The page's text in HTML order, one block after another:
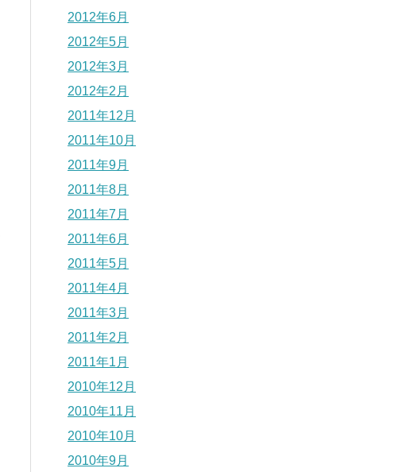
2012年6月
2012年5月
2012年3月
2012年2月
2011年12月
2011年10月
2011年9月
2011年8月
2011年7月
2011年6月
2011年5月
2011年4月
2011年3月
2011年2月
2011年1月
2010年12月
2010年11月
2010年10月
2010年9月